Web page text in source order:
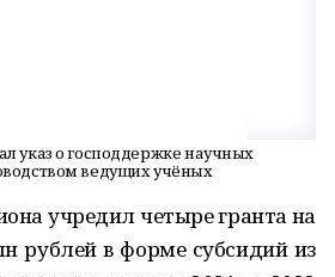
указ о господдержке научных
ведущих учёных
учредил четыре гранта на
рублей в форме субсидий из